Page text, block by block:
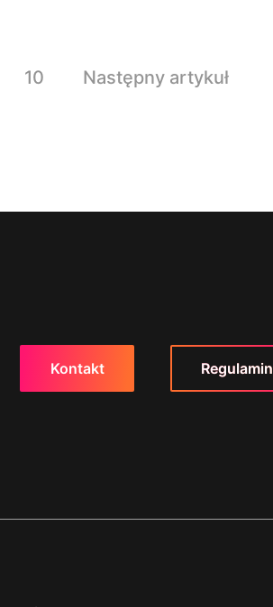
10 Następny artykuł
Kontakt Regulamin